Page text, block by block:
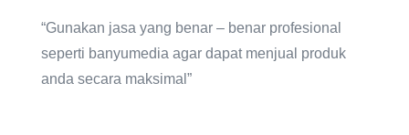
“Gunakan jasa yang benar – benar profesional
seperti banyumedia agar dapat menjual produk
anda secara maksimal”